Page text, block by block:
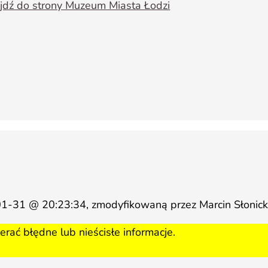
do strony Muzeum Miasta Łodzi
@ 20:23:34, zmodyfikowaną przez Marcin
błędne lub nieścisłe informacje.